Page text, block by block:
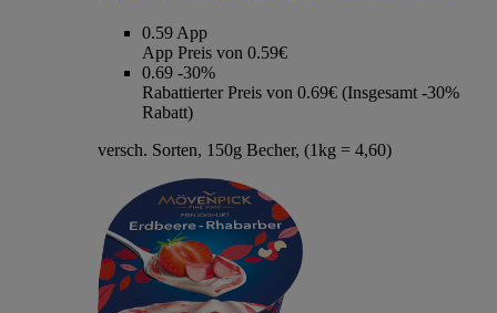
0.59 App
App Preis von 0.59€
0.69 -30%
Rabattierter Preis von 0.69€ (Insgesamt -30%
Rabatt)
versch. Sorten, 150g Becher, (1kg = 4,60)